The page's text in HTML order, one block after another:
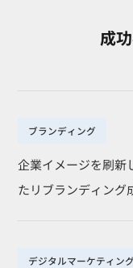
成
ブランディング
企業イメージを刷新
たリブランディン
デジタルマーケティング